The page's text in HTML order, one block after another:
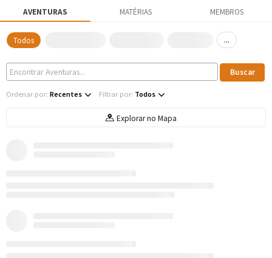
AVENTURAS MATÉRIAS MEMBROS
Todos ...
Ordenar por: Recentes Filtrar por: Todos
Explorar no Mapa